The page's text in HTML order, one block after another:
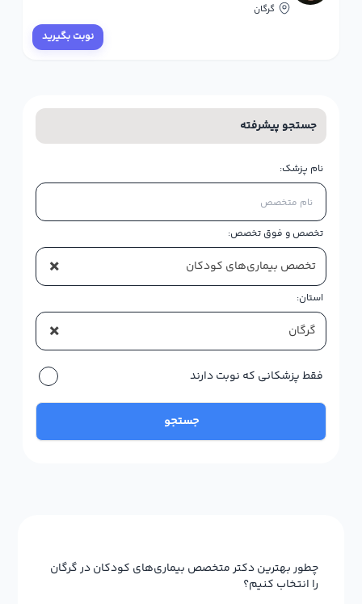
گرگان
نوبت بگیرید
جستجو پیشرفته
نام پزشک:
تخصص و فوق تخصص:
× تخصص بیماری‌های کودکان
استان:
× گرگان
فقط پزشکانی که نوبت دارند
جستجو
چطور بهترین دکتر متخصص بیماری‌های کودکان در گرگان
را انتخاب کنیم؟